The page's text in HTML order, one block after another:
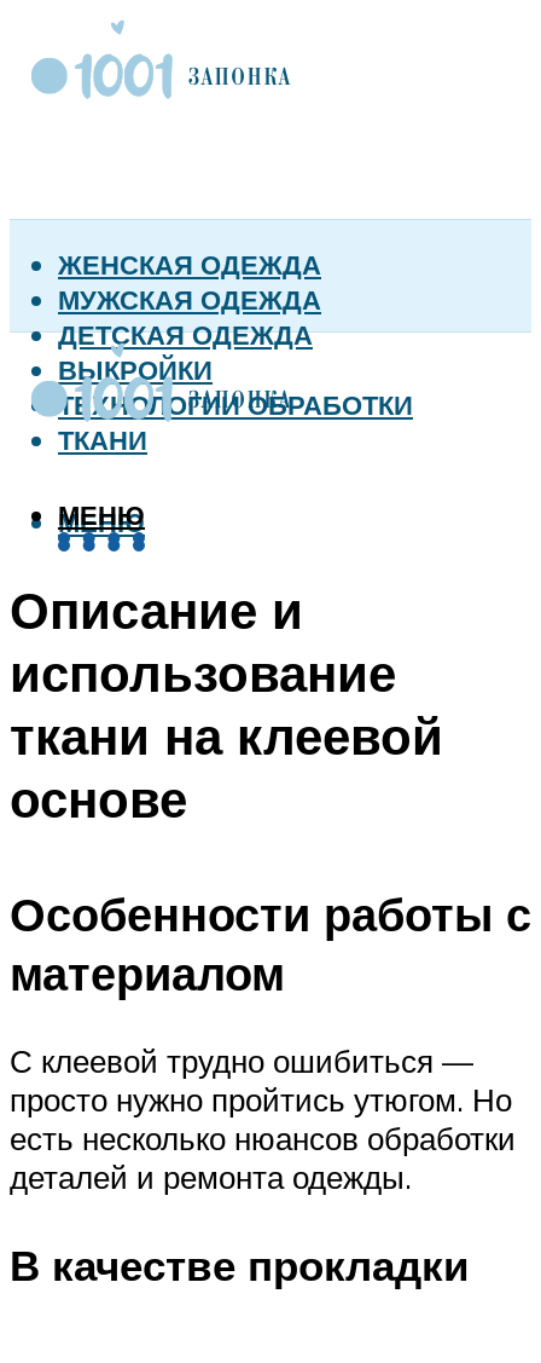
ЖЕНСКАЯ ОДЕЖДА
МУЖСКАЯ ОДЕЖДА
ДЕТСКАЯ ОДЕЖДА
ВЫКРОЙКИ
ТЕХНОЛОГИИ ОБРАБОТКИ
ТКАНИ
МЕНЮ
МЕНЮ
Описание и
использование
ткани на клеевой
основе
Особенности работы с
материалом
С клеевой трудно ошибиться —
просто нужно пройтись утюгом. Но
есть несколько нюансов обработки
деталей и ремонта одежды.
В качестве прокладки